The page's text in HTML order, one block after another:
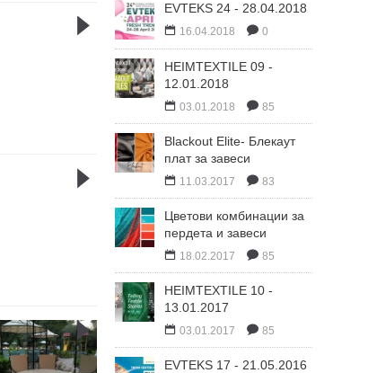
EVTEKS 24 - 28.04.2018
16.04.2018 0
HEIMTEXTILE 09 -
12.01.2018
03.01.2018 85
Blackout Elite- Блекаут
плат за завеси
11.03.2017 83
Цветови комбинации за
пердета и завеси
18.02.2017 85
HEIMTEXTILE 10 -
13.01.2017
03.01.2017 85
EVTEKS 17 - 21.05.2016